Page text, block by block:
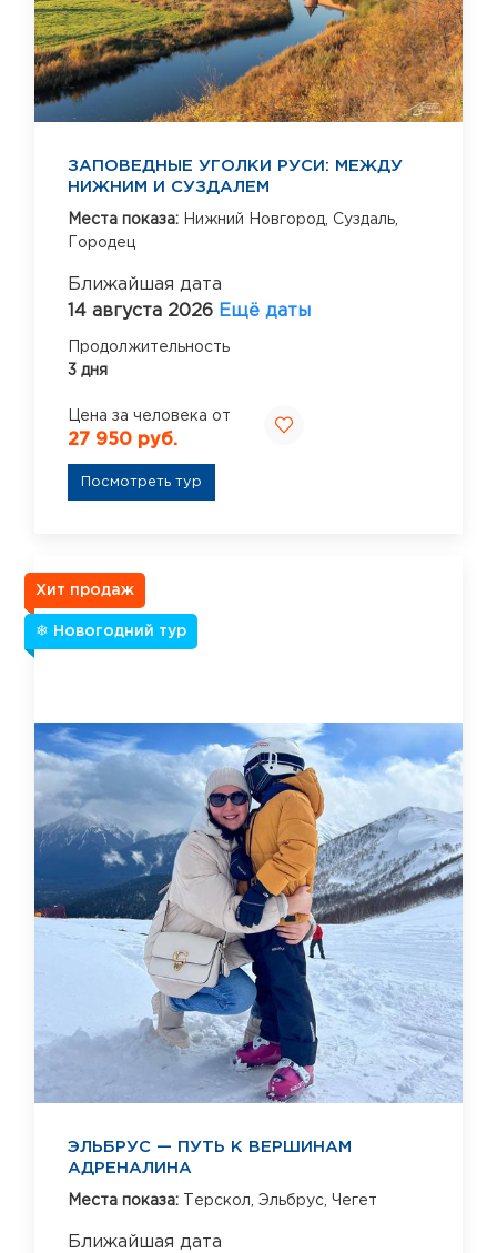
ЗАПОВЕДНЫЕ УГОЛКИ РУСИ: МЕЖДУ
НИЖНИМ И СУЗДАЛЕМ
Места показа: Нижний Новгород, Суздаль,
Городец
Ближайшая дата
14 августа 2026 Ещё даты
Продолжительность
3 дня
Цена за человека от
27 950 руб.
Посмотреть тур
Хит продаж
❄ Новогодний тур
ЭЛЬБРУС — ПУТЬ К ВЕРШИНАМ
АДРЕНАЛИНА
Места показа: Терскол, Эльбрус, Чегет
Ближайшая дата